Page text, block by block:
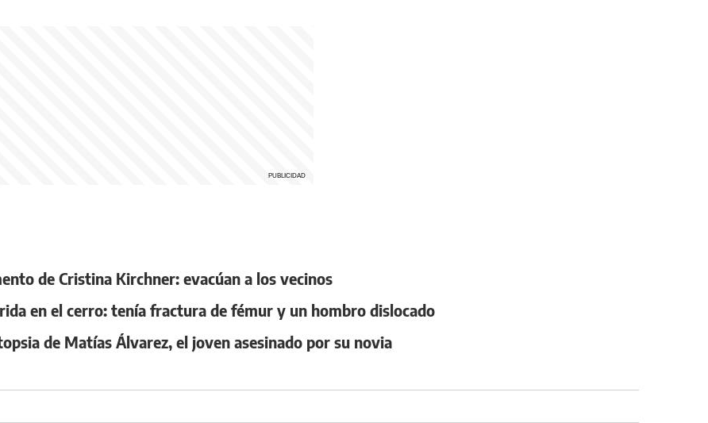
de Cristina Kirchner: evacúan a los vecinos
en el cerro: tenía fractura de fémur y un hombro dislocado
de Matías Álvarez, el joven asesinado por su novia